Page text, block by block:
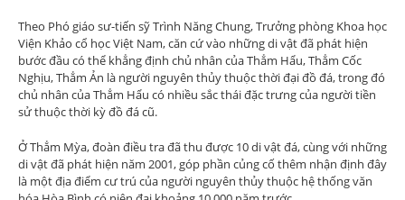
Theo Phó giáo sư-tiến sỹ Trình Năng Chung, Trưởng phòng Khoa học
Viện Khảo cổ học Việt Nam, căn cứ vào những di vật đã phát hiện
bước đầu có thể khẳng định chủ nhân của Thẳm Hẩu, Thẳm Cốc
Nghịu, Thẳm Ản là người nguyên thủy thuộc thời đại đồ đá, trong đó
chủ nhân của Thẳm Hẩu có nhiều sắc thái đặc trưng của người tiền
sử thuộc thời kỳ đồ đá cũ.
Ở Thẳm Mỳa, đoàn điều tra đã thu được 10 di vật đá, cùng với những
di vật đã phát hiện năm 2001, góp phần củng cố thêm nhận định đây
là một địa điểm cư trú của người nguyên thủy thuộc hệ thống văn